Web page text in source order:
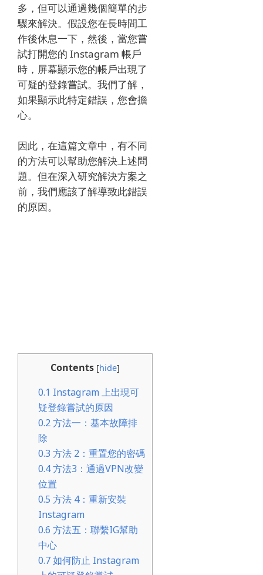
多，但可以通過幾個簡單的步
驟來解決。 假設您在長時間工
作後休息一下，然後，當您嘗
試打開您的 Instagram 帳戶
時，屏幕顯示您的帳戶出現了
可疑的登錄嘗試。 我們了解，
如果顯示此特定錯誤，您會擔
心。
因此，在這篇文章中， 有不同
的方法可以幫助您解決上述問
題。 但在深入研究解決方案之
前，我們應該了解導致此錯誤
的原因。
Contents [hide]
0.1 Instagram 上出現可
疑登錄嘗試的原因
0.2方法一：基本故障排
除
0.3 方法 2：重置您的密碼
0.4方法3：通過VPN改變
位置
0.5 方法 4：重新安裝
Instagram
0.6 方法五：聯繫IG幫助
中心
0.7如何防止 Instagram